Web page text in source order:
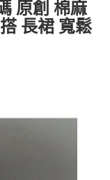
原創 棉麻
長裙 寬鬆